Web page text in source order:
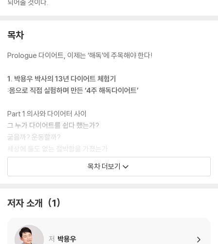
되어줄 것이다.
목차
Prologue 다이어트, 이제는 ‘해독’에 주목해야 한다!
1. 박용우 박사의 13년 다이어트 체험기
:몸으로 직접 실험하며 만든 ‘4주 해독다이어트’
Part 1 의사와 다이어터 사이
그 누가 다이어트를 쉽다 했는가?
굶을까? 운동할까?
세상에 둘도 없는 절박함을 가졌는가
다이어트 성공자들의 비밀
나이 오십에 식스팩에 도전하다
Special Page
박용우의 8주 만에 초콜릿 복근 만드는 방법
목차 더보기
저자 소개 1
저 박용우